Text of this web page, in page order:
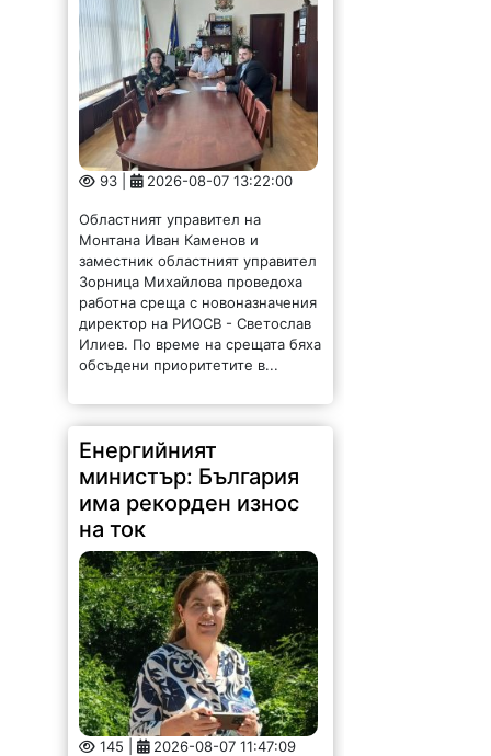
93 | 2026-08-07 13:22:00
Областният управител на
Монтана Иван Каменов и
заместник областният управител
Зорница Михайлова проведоха
работна среща с новоназначения
директор на РИОСВ - Светослав
Илиев. По време на срещата бяха
обсъдени приоритетите в...
Енергийният
министър: България
има рекорден износ
на ток
145 | 2026-08-07 11:47:09